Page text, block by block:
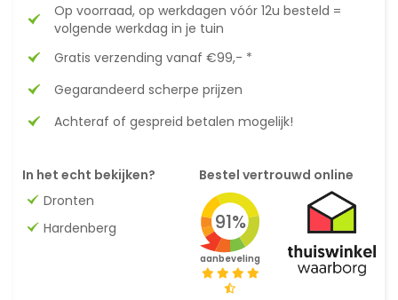
Op voorraad, op werkdagen vóór 12u besteld =
volgende werkdag in je tuin
Gratis verzending vanaf €99,- *
Gegarandeerd scherpe prijzen
Achteraf of gespreid betalen mogelijk!
In het echt bekijken?
Dronten
Hardenberg
Bestel vertrouwd online
91%
aanbeveling